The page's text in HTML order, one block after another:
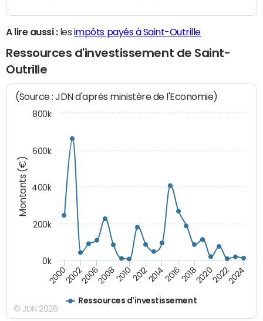
A lire aussi :les impôts payés à Saint-Outrille
Ressources d'investissement de Saint-
Outrille
Montants (€)
(Source : JDN d'après ministère de l'Economie)
Ressources d'investissement
200020022006200820102012201420162018202020222024
0k
200k
400k
600k
800k
© JDN 2026